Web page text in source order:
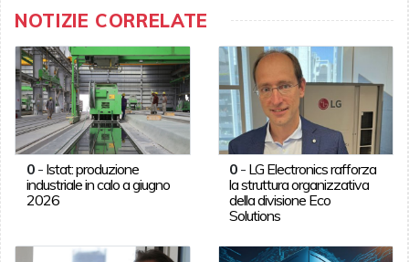
NOTIZIE CORRELATE
0- Istat: produzione
industriale in calo a giugno
2026
0 - LG Electronics rafforza
la struttura organizzativa
della divisione Eco
Solutions